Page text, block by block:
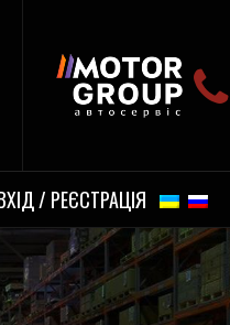
/ РЕЄСТРАЦІЯ